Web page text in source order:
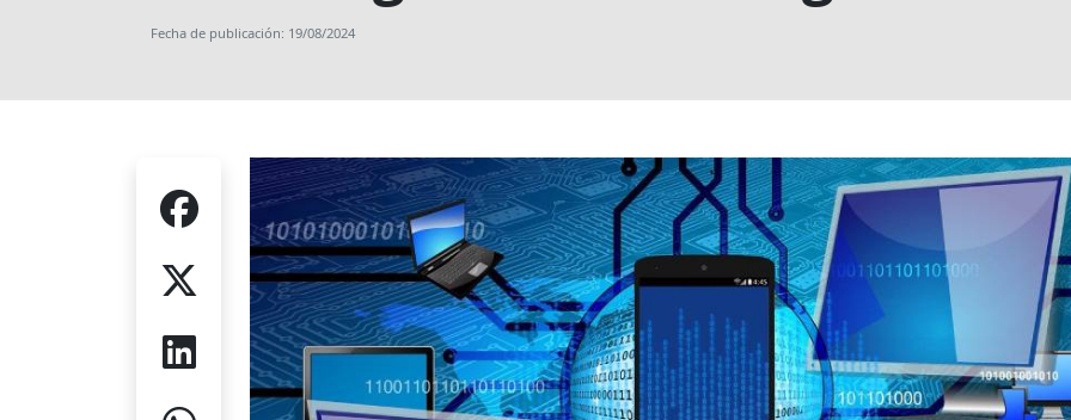
Fecha de publicación: 19/08/2024